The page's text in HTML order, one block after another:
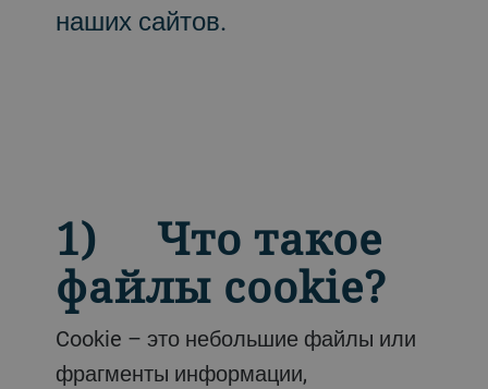
наших сайтов.
1) Что такое
файлы cookie?
Cookie – это небольшие файлы или
фрагменты информации,